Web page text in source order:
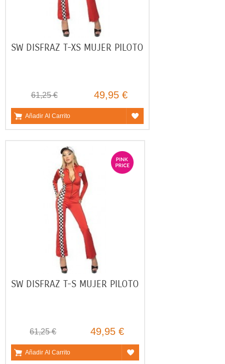
SW DISFRAZ T-XS MUJER PILOTO
61,25 € 49,95 €
Añadir Al Carrito
SW DISFRAZ T-S MUJER PILOTO
61,25 € 49,95 €
Añadir Al Carrito